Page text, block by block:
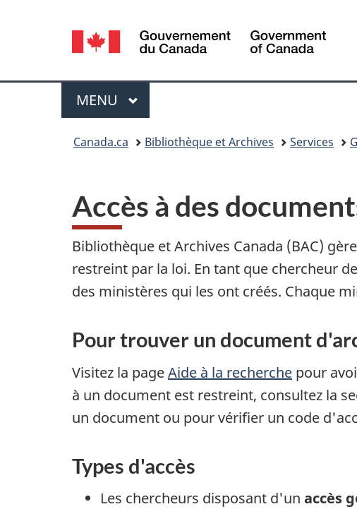
Sélection
de
la
langue
Menu
MENU PRINCIPAL
Canada.ca Bibliothèque et Archives Services
Accès à des
Bibliothèque et Archives Canada (BAC)
restreint par la loi. En tant que chercheur
des ministères qui les ont créés. Chaque
Pour trouver un document
Visitez la pageAide à la recherche pour
à un document est restreint, consultez la
un document ou pour vérifier un code
Types d'accès
Les chercheurs disposant d'un accès